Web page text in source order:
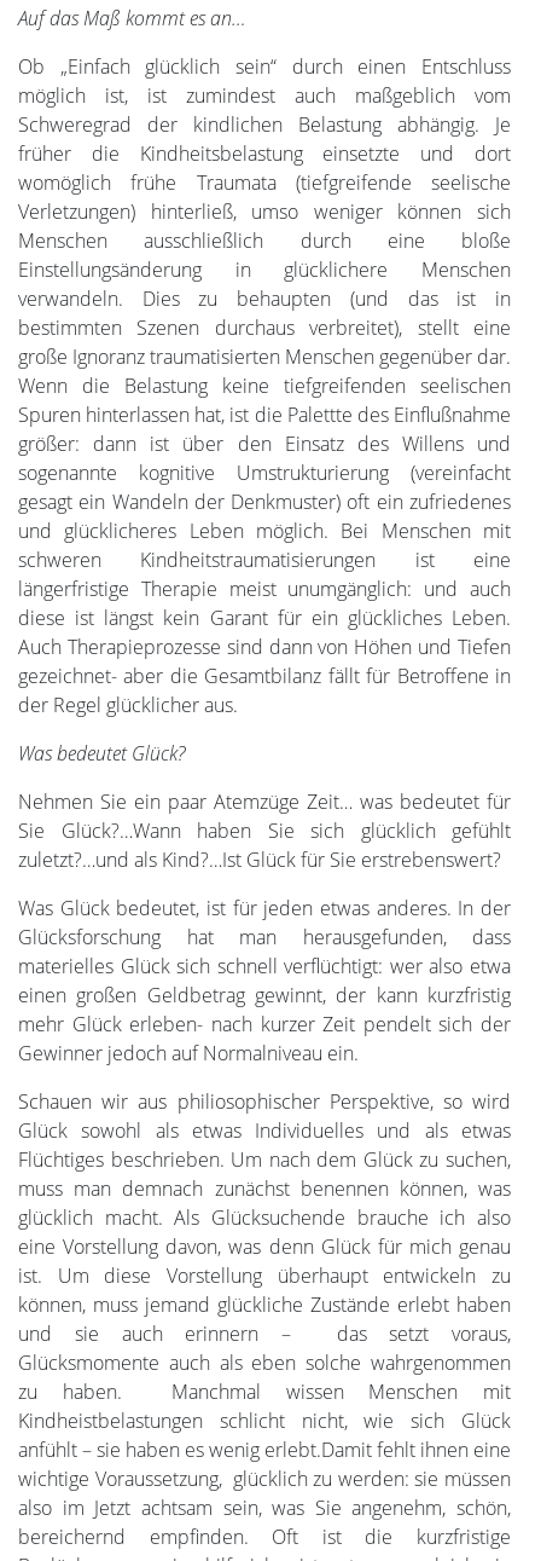
Auf das Maß kommt es an…
Ob „Einfach glücklich sein“ durch einen Entschluss
möglich ist, ist zumindest auch maßgeblich vom
Schweregrad der kindlichen Belastung abhängig. Je
früher die Kindheitsbelastung einsetzte und dort
womöglich frühe Traumata (tiefgreifende seelische
Verletzungen) hinterließ, umso weniger können sich
Menschen ausschließlich durch eine bloße
Einstellungsänderung in glücklichere Menschen
verwandeln. Dies zu behaupten (und das ist in
bestimmten Szenen durchaus verbreitet), stellt eine
große Ignoranz traumatisierten Menschen gegenüber dar.
Wenn die Belastung keine tiefgreifenden seelischen
Spuren hinterlassen hat, ist die Palettte des Einflußnahme
größer: dann ist über den Einsatz des Willens und
sogenannte kognitive Umstrukturierung (vereinfacht
gesagt ein Wandeln der Denkmuster) oft ein zufriedenes
und glücklicheres Leben möglich. Bei Menschen mit
schweren Kindheitstraumatisierungen ist eine
längerfristige Therapie meist unumgänglich: und auch
diese ist längst kein Garant für ein glückliches Leben.
Auch Therapieprozesse sind dann von Höhen und Tiefen
gezeichnet- aber die Gesamtbilanz fällt für Betroffene in
der Regel glücklicher aus.
Was bedeutet Glück?
Nehmen Sie ein paar Atemzüge Zeit… was bedeutet für
Sie Glück?…Wann haben Sie sich glücklich gefühlt
zuletzt?…und als Kind?…Ist Glück für Sie erstrebenswert?
Was Glück bedeutet, ist für jeden etwas anderes. In der
Glücksforschung hat man herausgefunden, dass
materielles Glück sich schnell verflüchtigt: wer also etwa
einen großen Geldbetrag gewinnt, der kann kurzfristig
mehr Glück erleben- nach kurzer Zeit pendelt sich der
Gewinner jedoch auf Normalniveau ein.
Schauen wir aus philiosophischer Perspektive, so wird
Glück sowohl als etwas Individuelles und als etwas
Flüchtiges beschrieben. Um nach dem Glück zu suchen,
muss man demnach zunächst benennen können, was
glücklich macht. Als Glücksuchende brauche ich also
eine Vorstellung davon, was denn Glück für mich genau
ist. Um diese Vorstellung überhaupt entwickeln zu
können, muss jemand glückliche Zustände erlebt haben
und sie auch erinnern – das setzt voraus,
Glücksmomente auch als eben solche wahrgenommen
zu haben. Manchmal wissen Menschen mit
Kindheistbelastungen schlicht nicht, wie sich Glück
anfühlt – sie haben es wenig erlebt.Damit fehlt ihnen eine
wichtige Voraussetzung, glücklich zu werden: sie müssen
also im Jetzt achtsam sein, was Sie angenehm, schön,
bereichernd empfinden. Oft ist die kurzfristige